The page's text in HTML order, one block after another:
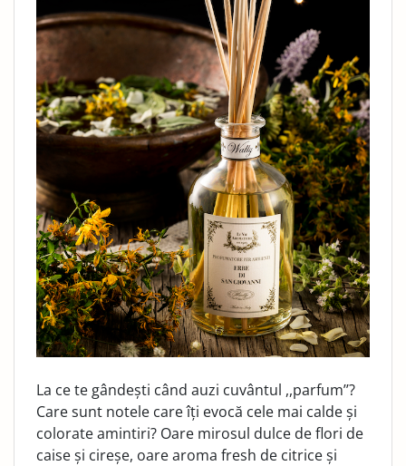
La ce te gândești când auzi cuvântul ,,parfum’’?
Care sunt notele care îți evocă cele mai calde și
colorate amintiri? Oare mirosul dulce de flori de
caise și cireșe, oare aroma fresh de citrice și